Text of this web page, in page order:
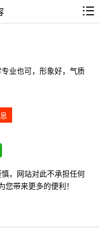
业也可，形象好，气质
，网站对此不承担任何
带来更多的便利！